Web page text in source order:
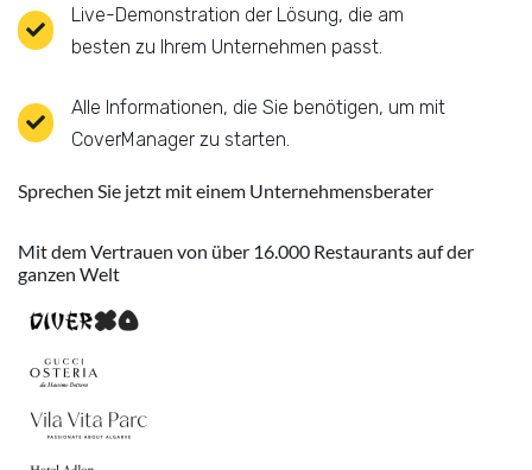
Live-Demonstration der Lösung, die am
besten zu Ihrem Unternehmen passt.
Alle Informationen, die Sie benötigen, um mit
CoverManager zu starten.
Sprechen Sie jetzt mit einem Unternehmensberater
Mit dem Vertrauen von über 16.000 Restaurants auf der
ganzen Welt